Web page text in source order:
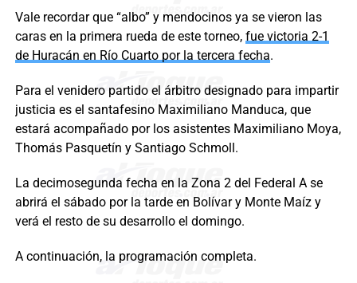
Vale recordar que “albo” y mendocinos ya se vieron las
caras en la primera rueda de este torneo, fue victoria 2-1
de Huracán en Río Cuarto por la tercera fecha.
Para el venidero partido el árbitro designado para impartir
justicia es el santafesino Maximiliano Manduca, que
estará acompañado por los asistentes Maximiliano Moya,
Thomás Pasquetín y Santiago Schmoll.
La decimosegunda fecha en la Zona 2 del Federal A se
abrirá el sábado por la tarde en Bolívar y Monte Maíz y
verá el resto de su desarrollo el domingo.
A continuación, la programación completa.